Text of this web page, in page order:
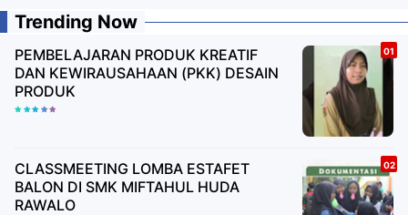
Trending Now
PEMBELAJARAN PRODUK KREATIF
DAN KEWIRAUSAHAAN (PKK) DESAIN
PRODUK
CLASSMEETING LOMBA ESTAFET
BALON DI SMK MIFTAHUL HUDA
RAWALO